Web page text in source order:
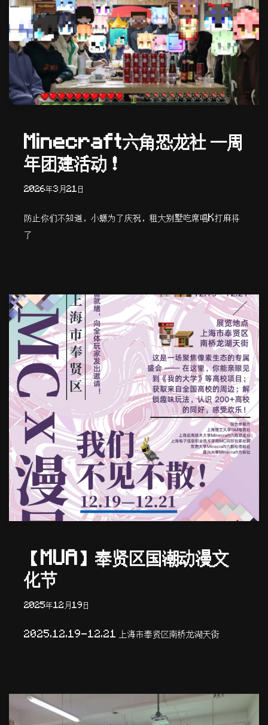
Minecraft六角恐龙社 一周
年团建活动！
2026年3月21日
防止你们不知道，小螈为了庆祝，租大别墅吃席唱K打麻将
了
【MUA】奉贤区国潮动漫文
化节
2025年12月19日
2025.12.19-12.21 上海市奉贤区南桥龙湖天街